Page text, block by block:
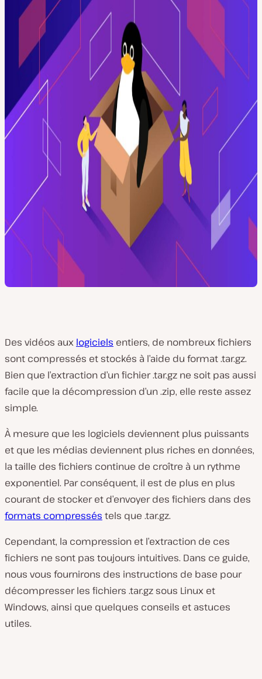
Des vidéos aux logiciels entiers, de nombreux fichiers
sont compressés et stockés à l’aide du format .tar.gz.
Bien que l’extraction d’un fichier .tar.gz ne soit pas aussi
facile que la décompression d’un .zip, elle reste assez
simple.
À mesure que les logiciels deviennent plus puissants
et que les médias deviennent plus riches en données,
la taille des fichiers continue de croître à un rythme
exponentiel. Par conséquent, il est de plus en plus
courant de stocker et d’envoyer des fichiers dans des
formats compressés tels que .tar.gz.
Cependant, la compression et l’extraction de ces
fichiers ne sont pas toujours intuitives. Dans ce guide,
nous vous fournirons des instructions de base pour
décompresser les fichiers .tar.gz sous Linux et
Windows, ainsi que quelques conseils et astuces
utiles.